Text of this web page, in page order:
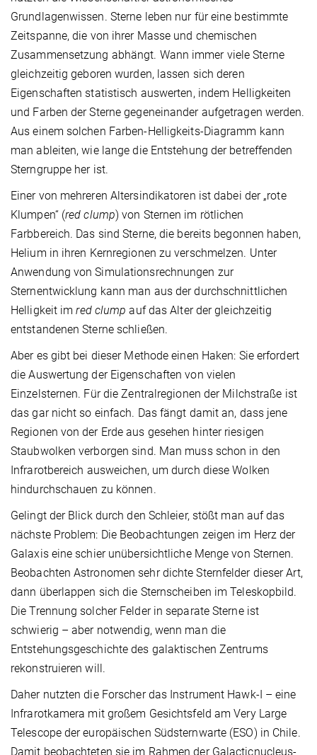
Grundlagenwissen. Sterne leben nur für eine bestimmte
Zeitspanne, die von ihrer Masse und chemischen
Zusammensetzung abhängt. Wann immer viele Sterne
gleichzeitig geboren wurden, lassen sich deren
Eigenschaften statistisch auswerten, indem Helligkeiten
und Farben der Sterne gegeneinander aufgetragen werden.
Aus einem solchen Farben-Helligkeits-Diagramm kann
man ableiten, wie lange die Entstehung der betreffenden
Sterngruppe her ist.
Einer von mehreren Altersindikatoren ist dabei der „rote
Klumpen“ (red clump) von Sternen im rötlichen
Farbbereich. Das sind Sterne, die bereits begonnen haben,
Helium in ihren Kernregionen zu verschmelzen. Unter
Anwendung von Simulationsrechnungen zur
Sternentwicklung kann man aus der durchschnittlichen
Helligkeit imred clump auf das Alter der gleichzeitig
entstandenen Sterne schließen.
Aber es gibt bei dieser Methode einen Haken: Sie erfordert
die Auswertung der Eigenschaften von vielen
Einzelsternen. Für die Zentralregionen der Milchstraße ist
das gar nicht so einfach. Das fängt damit an, dass jene
Regionen von der Erde aus gesehen hinter riesigen
Staubwolken verborgen sind. Man muss schon in den
Infrarotbereich ausweichen, um durch diese Wolken
hindurchschauen zu können.
Gelingt der Blick durch den Schleier, stößt man auf das
nächste Problem: Die Beobachtungen zeigen im Herz der
Galaxis eine schier unübersichtliche Menge von Sternen.
Beobachten Astronomen sehr dichte Sternfelder dieser Art,
dann überlappen sich die Sternscheiben im Teleskopbild.
Die Trennung solcher Felder in separate Sterne ist
schwierig – aber notwendig, wenn man die
Entstehungsgeschichte des galaktischen Zentrums
rekonstruieren will.
Daher nutzten die Forscher das Instrument Hawk-I – eine
Infrarotkamera mit großem Gesichtsfeld am Very Large
Telescope der europäischen Südsternwarte (ESO) in Chile.
Damit beobachteten sie im Rahmen der Galacticnucleus-